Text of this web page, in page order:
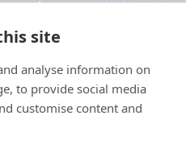
site
analyse information on
to provide social media
customise content and